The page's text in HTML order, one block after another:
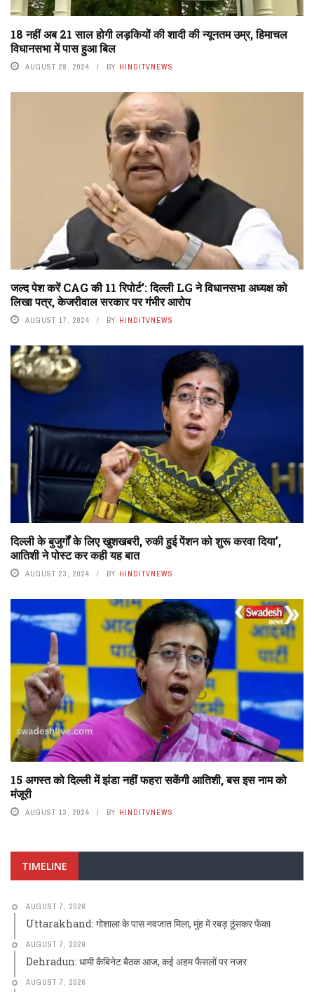
18 नहीं अब 21 साल होगी लड़कियों की शादी की न्यूनतम उम्र, हिमाचल
विधानसभा में पास हुआ बिल
AUGUST 28, 2024 BY HINDITVNEWS
जल्द पेश करें CAG की 11 रिपोर्ट’: दिल्ली LG ने विधानसभा अध्यक्ष को
लिखा पत्र, केजरीवाल सरकार पर गंभीर आरोप
AUGUST 17, 2024 BY HINDITVNEWS
दिल्ली के बुजुर्गों के लिए खुशखबरी, रुकी हुई पेंशन को शुरू करवा दिया’,
आतिशी ने पोस्ट कर कही यह बात
AUGUST 23, 2024 BY HINDITVNEWS
15 अगस्त को दिल्ली में झंडा नहीं फहरा सकेंगी आतिशी, बस इस नाम को
मंजूरी
AUGUST 13, 2024 BY HINDITVNEWS
TIMELINE
AUGUST 7, 2026
Uttarakhand: गोशाला के पास नवजात मिला, मुंह में रबड़ ठूंसकर फेंका
AUGUST 7, 2026
Dehradun: धामी कैबिनेट बैठक आज, कई अहम फैसलों पर नजर
AUGUST 7, 2026